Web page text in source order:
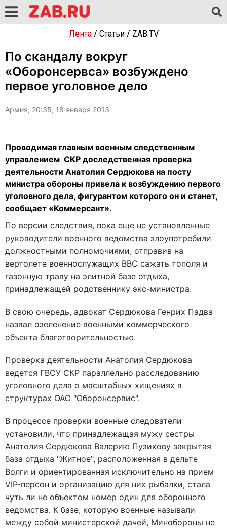
Лента/ Статьи/ ZAB.TV
По скандалу вокруг
«Оборонсервса» возбуждено
первое уголовное дело
Армия, 20:35, 18 января 2013
Проводимая главным военным следственным
управлением СКР доследственная проверка
деятельности Анатолия Сердюкова на посту
министра обороны привела к возбуждению первого
уголовного дела, фигурантом которого он и станет,
сообщает «Коммерсант».
По версии следствия, пока еще не установленные
руководители военного ведомства злоупотребили
должностными полномочиями, отправив на
вертолете военнослужащих ВВС сажать тополя и
газонную траву на элитной базе отдыха,
принадлежащей родственнику экс-министра.
В свою очередь, адвокат Сердюкова Генрих Падва
назвал озеленение военными коммерческого
объекта благотворительностью.
Проверка деятельности Анатолия Сердюкова
ведется ГВСУ СКР параллельно расследованию
уголовного дела о масштабных хищениях в
структурах ОАО "Оборонсервис".
В процессе проверки военные следователи
установили, что принадлежащая мужу сестры
Анатолия Сердюкова Валерию Пузикову закрытая
база отдыха "Житное", расположенная в дельте
Волги и ориентированная исключительно на прием
VIP-персон и организацию для них рыбалки, стала
чуть ли не объектом номер один для оборонного
ведомства. К базе, которую военные называли
между собой министерской дачей, Минобороны не